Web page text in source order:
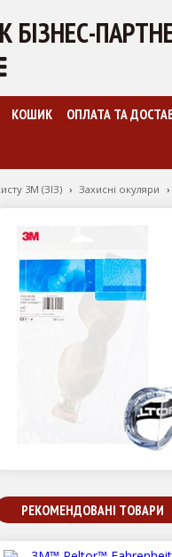
БІЗНЕС-
КОШИК ОПЛАТА ТА
3M (ЗІЗ) › Захисні окуляри ›
РЕКОМЕНДОВАНІ ТОВАРИ